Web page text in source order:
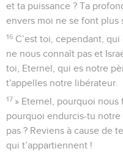
et ta puissance ? Ta
envers moi ne se font plus
16 C’est toi, cependant,
ne nous connaît pas et
toi, Eternel, qui es notre
t'appelles notre libérateur.
17 » Eternel, pourquoi nous
pourquoi endurcis-tu
pas ? Reviens à cause de
qui t’appartiennent !